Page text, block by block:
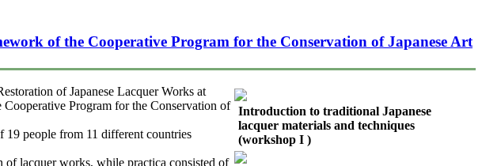
of the Cooperative Program for the Conservation of Japanese Art
Introduction to traditional Japanese
lacquer materials and techniques
(workshop I )
of Japanese Lacquer Works at
Program for the Conservation of
19 people from 11 different countries
of lacquer works, while practica consisted of